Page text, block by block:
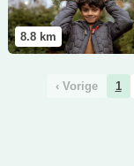
8.8 km
‹ Vorige 1